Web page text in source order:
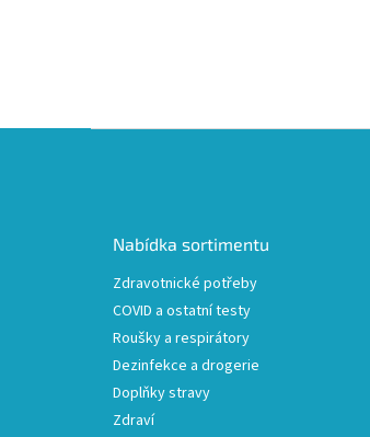
Nabídka sortimentu
Zdravotnické potřeby
COVID a ostatní testy
Roušky a respirátory
Dezinfekce a drogerie
Doplňky stravy
Zdraví